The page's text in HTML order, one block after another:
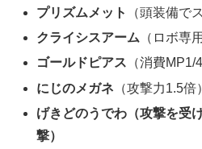
プリズムメット
（頭装備で
クライシスアーム （ロボ専
ゴールドピアス （消費MP1/4
にじのメガネ （攻撃力1.5倍）
げきどのうでわ（攻撃を受
撃）